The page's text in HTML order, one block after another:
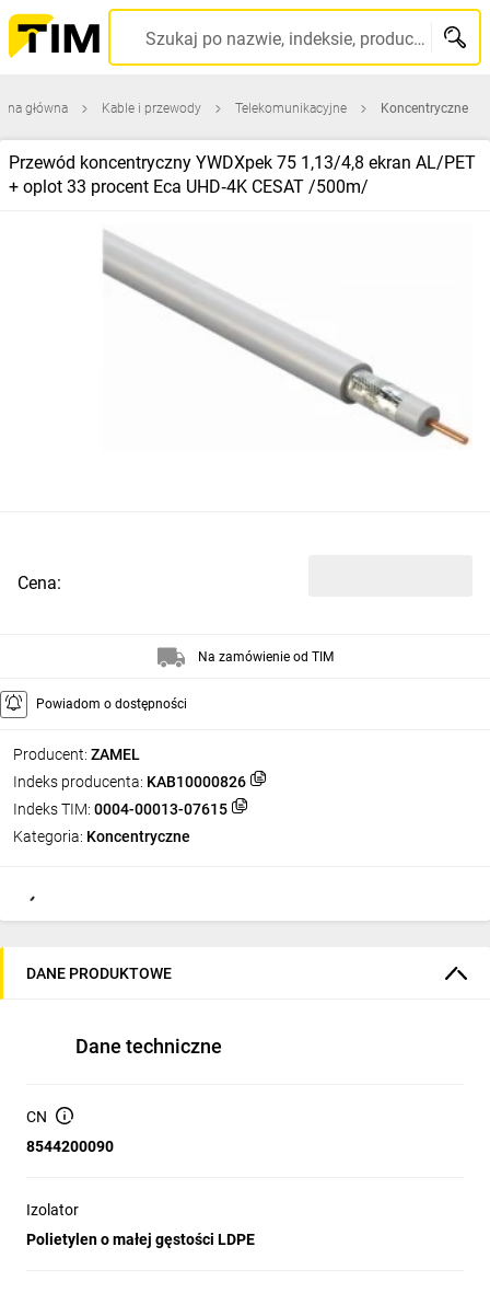
Szukaj po nazwie, indeksie, producencie, kodzie kreskowym...
główna Kable i przewody Telekomunikacyjne Koncentryczne
Przewód koncentryczny YWDXpek 75 1,13/4,8 ekran AL/PET
+ oplot 33 procent Eca UHD‑4K CESAT /500m/
Producent: ZAMEL
Indeks producenta: KAB10000826
Indeks TIM: 0004-00013-07615
Kategoria: Koncentryczne
Cena:
Na zamówienie od TIM
Powiadom o dostępności
DANE PRODUKTOWE
Dane techniczne
CN
8544200090
Izolator
Polietylen o małej gęstości LDPE